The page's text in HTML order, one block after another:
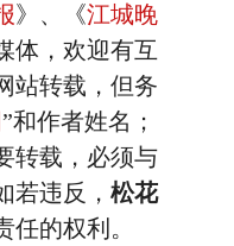
》、《江城晚
体，欢迎有互
站转载，但务
”和作者姓名；
转载，必须与
若违反， 松花
任的权利。